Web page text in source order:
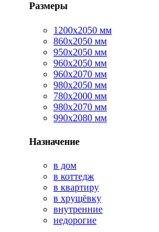
Размеры
1200х2050 мм
860х2050 мм
950х2050 мм
960х2050 мм
960х2070 мм
980х2050 мм
780х2000 мм
980х2070 мм
990х2080 мм
Назначение
в дом
в коттедж
в квартиру
в хрущёвку
внутренние
недорогие